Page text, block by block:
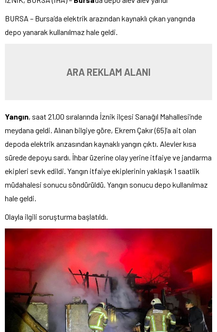
BURSA – Bursa’da elektrik arazından kaynaklı çıkan yangında
depo yanarak kullanılmaz hale geldi.
ARA REKLAM ALANI
Yangın, saat 21.00 sıralarında İznik ilçesi Sarıağıl Mahallesi’nde
meydana geldi. Alınan bilgiye göre, Ekrem Çakır (65)’a ait olan
depoda elektrik arızasından kaynaklı yangın çıktı. Alevler kısa
sürede depoyu sardı. İhbar üzerine olay yerine itfaiye ve jandarma
ekipleri sevk edildi. Yangın itfaiye ekiplerinin yaklaşık 1 saatlik
müdahalesi sonucu söndürüldü. Yangın sonucu depo kullanılmaz
hale geldi.
Olayla ilgili soruşturma başlatıldı.